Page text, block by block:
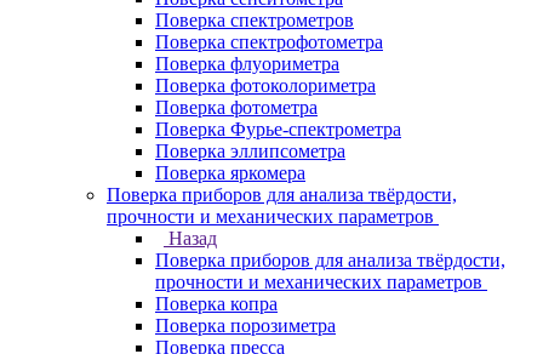
Поверка спектрометров
Поверка спектрофотометра
Поверка флуориметра
Поверка фотоколориметра
Поверка фотометра
Поверка Фурье-спектрометра
Поверка эллипсометра
Поверка яркомера
Поверка приборов для анализа твёрдости,
прочности и механических параметров
Назад
Поверка приборов для анализа твёрдости,
прочности и механических параметров
Поверка копра
Поверка порозиметра
Поверка пресса